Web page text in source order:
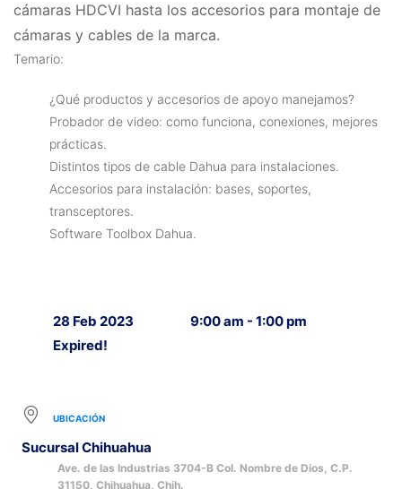
cámaras HDCVI hasta los accesorios para montaje de
cámaras y cables de la marca.
Temario:
¿Qué productos y accesorios de apoyo manejamos?
Probador de video: como funciona, conexiones, mejores
prácticas.
Distintos tipos de cable Dahua para instalaciones.
Accesorios para instalación: bases, soportes,
transceptores.
Software Toolbox Dahua.
28 Feb 2023
Expired!
9:00 am - 1:00 pm
UBICACIÓN
Sucursal Chihuahua
Ave. de las Industrias 3704-B Col. Nombre de Dios, C.P.
31150, Chihuahua, Chih.